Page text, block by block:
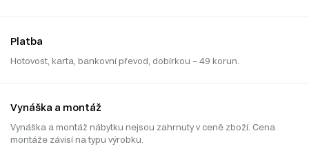
Platba
Hotovost, karta, bankovní převod, dobírkou – 49 korun.
Vynáška a montáž
Vynáška a montáž nábytku nejsou zahrnuty v ceně zboží. Cena
montáže závisí na typu výrobku.